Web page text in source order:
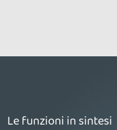
Le funzioni in sintesi